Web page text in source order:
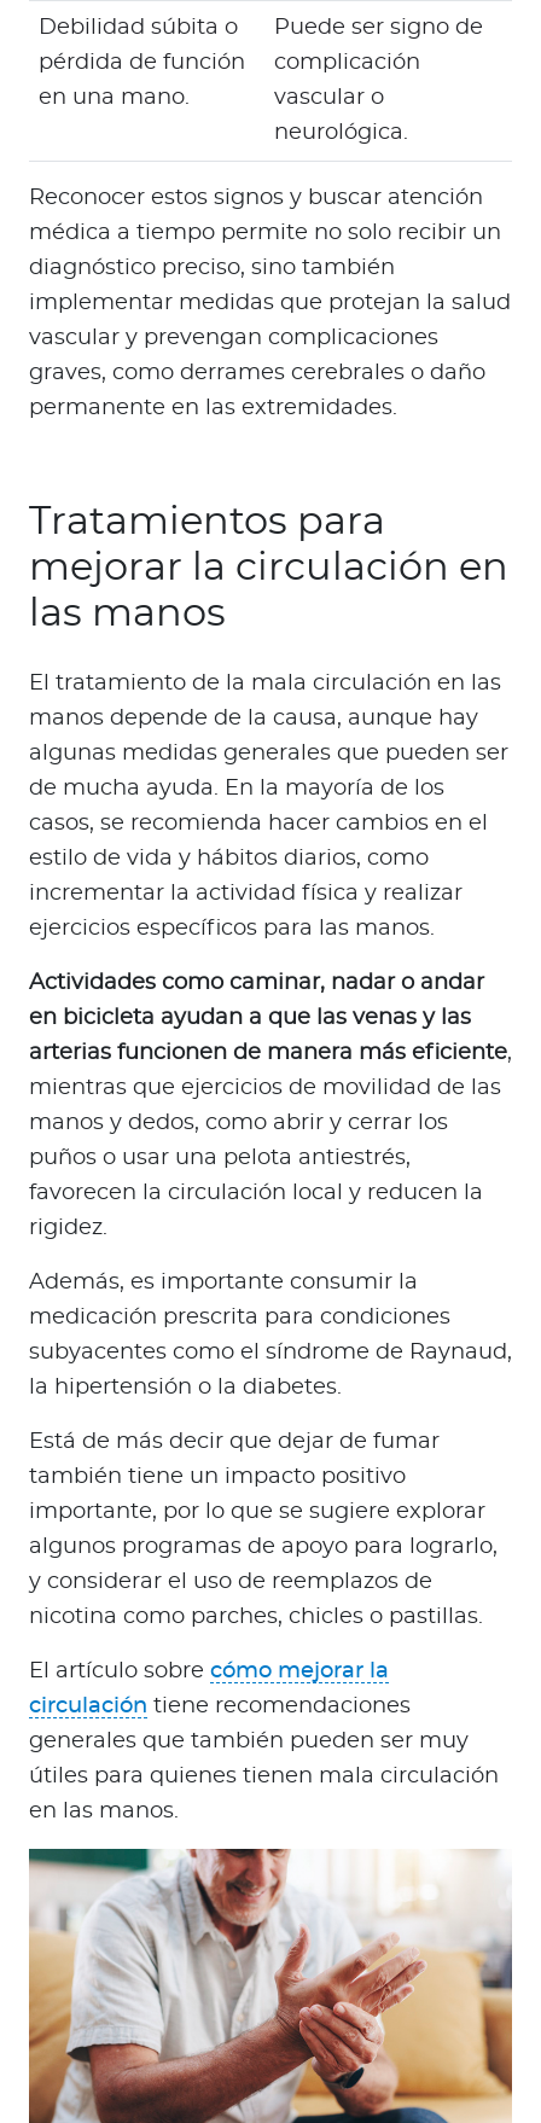
Debilidad súbita o
pérdida de función
en una mano.
Puede ser signo de
complicación
vascular o
neurológica.
Reconocer estos signos y buscar atención
médica a tiempo permite no solo recibir un
diagnóstico preciso, sino también
implementar medidas que protejan la salud
vascular y prevengan complicaciones
graves, como derrames cerebrales o daño
permanente en las extremidades.
Tratamientos para
mejorar la circulación en
las manos
El tratamiento de la mala circulación en las
manos depende de la causa, aunque hay
algunas medidas generales que pueden ser
de mucha ayuda. En la mayoría de los
casos, se recomienda hacer cambios en el
estilo de vida y hábitos diarios, como
incrementar la actividad física y realizar
ejercicios específicos para las manos.
Actividades como caminar, nadar o andar
en bicicleta ayudan a que las venas y las
arterias funcionen de manera más eficiente,
mientras que ejercicios de movilidad de las
manos y dedos, como abrir y cerrar los
puños o usar una pelota antiestrés,
favorecen la circulación local y reducen la
rigidez.
Además, es importante consumir la
medicación prescrita para condiciones
subyacentes como el síndrome de Raynaud,
la hipertensión o la diabetes.
Está de más decir que dejar de fumar
también tiene un impacto positivo
importante, por lo que se sugiere explorar
algunos programas de apoyo para lograrlo,
y considerar el uso de reemplazos de
nicotina como parches, chicles o pastillas.
El artículo sobre cómo mejorar la
circulación tiene recomendaciones
generales que también pueden ser muy
útiles para quienes tienen mala circulación
en las manos.